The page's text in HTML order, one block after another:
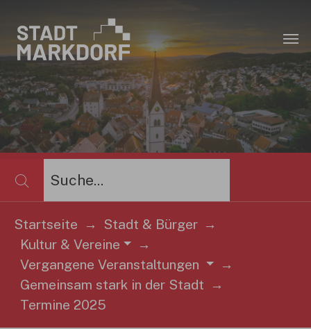
Sie sind hier:
Startseite
Stadt & Bürger
Kultur & Vereine
Vergangene Veranstaltungen
Gemeinsam stark in der Stadt
Termine 2025
×